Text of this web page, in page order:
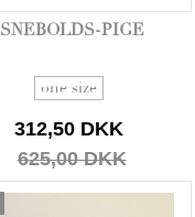
SNEBOLDS-PIGE
one size
312,50 DKK
625,00 DKK